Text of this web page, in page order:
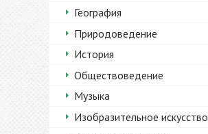
География
Природоведение
История
Обществоведение
Музыка
Изобразительное искусство